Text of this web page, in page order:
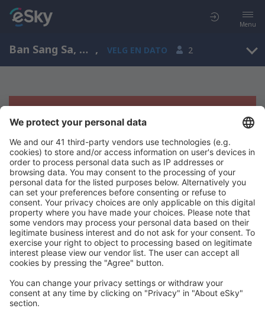
Menu
Ban Sang Sa, Udon Thani, Thailand , VELG EN DATO 2
Beklager, søket ga ingen resultater
Prøv å søk etter andre kriterier
Copyright © eSkyTravel.no. Alle rettigheter forbeholdt.